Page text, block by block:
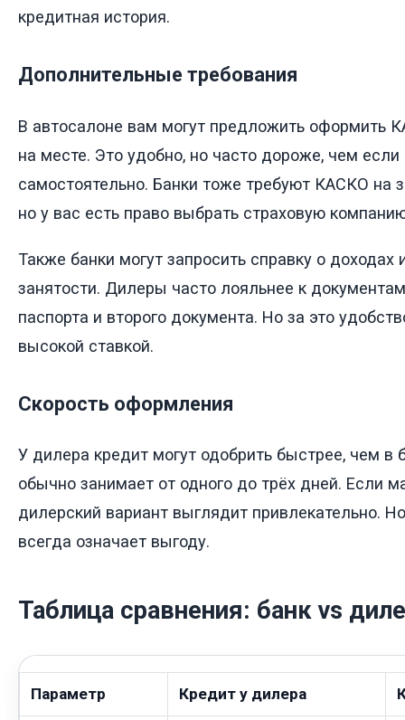
кредитная история.
Дополнительные требования
В автосалоне вам могут предложить оформить
на месте. Это удобно, но часто дороже, чем
самостоятельно. Банки тоже требуют КАСКО на
но у вас есть право выбрать страховую
Также банки могут запросить справку о
занятости. Дилеры часто лояльнее к
паспорта и второго документа. Но за это
высокой ставкой.
Скорость оформления
У дилера кредит могут одобрить быстрее, чем в
обычно занимает от одного до трёх дней. Если
дилерский вариант выглядит привлекательно.
всегда означает выгоду.
Таблица сравнения: банк vs
Параметр Кредит у дилера